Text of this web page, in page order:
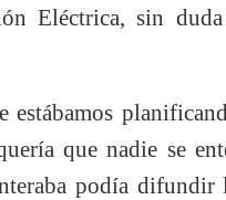
Eléctrica, sin
estábamos
que nadie se
podía